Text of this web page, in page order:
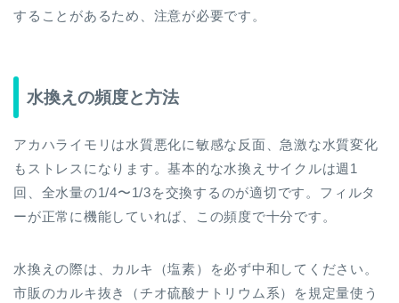
することがあるため、注意が必要です。
水換えの頻度と方法
アカハライモリは水質悪化に敏感な反面、急激な水質変化
もストレスになります。基本的な水換えサイクルは週1
回、全水量の1/4〜1/3を交換するのが適切です。フィルタ
ーが正常に機能していれば、この頻度で十分です。
水換えの際は、カルキ（塩素）を必ず中和してください。
市販のカルキ抜き（チオ硫酸ナトリウム系）を規定量使う